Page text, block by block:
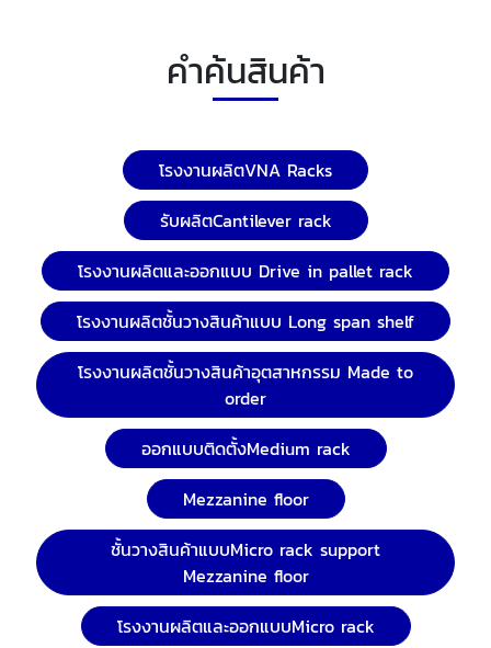
คำค้นสินค้า
โรงงานผลิตVNA Racks
รับผลิตCantilever rack
โรงงานผลิตและออกแบบ Drive in pallet rack
โรงงานผลิตชั้นวางสินค้าแบบ Long span shelf
โรงงานผลิตชั้นวางสินค้าอุตสาหกรรม Made to
order
ออกแบบติดตั้งMedium rack
Mezzanine floor
ชั้นวางสินค้าแบบMicro rack support
Mezzanine floor
โรงงานผลิตและออกแบบMicro rack